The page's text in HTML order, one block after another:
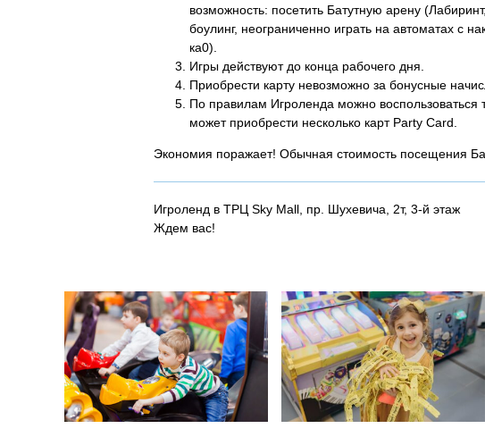
возможность: посетить Батутную арену
боулинг, неограниченно играть на автоматах с
ка0).
Игры действуют до конца рабочего дня.
Приобрести карту невозможно за бонусные
По правилам Игроленда можно воспользоваться
может приобрести несколько карт Party Card.
Экономия поражает! Обычная стоимость посещения
Игроленд в ТРЦ Sky Mall, пр. Шухевича, 2т, 3-й этаж
Ждем вас!